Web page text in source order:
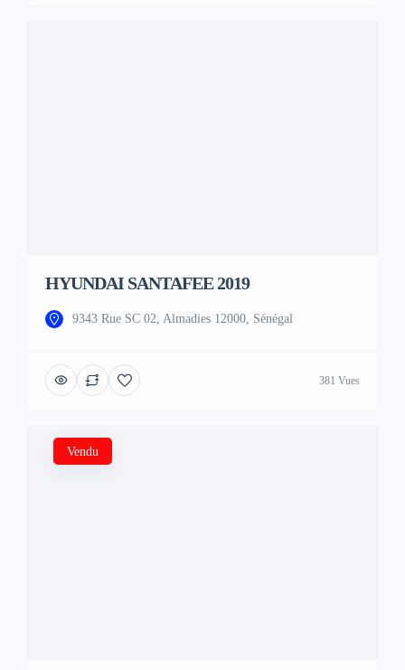
HYUNDAI SANTAFEE 2019
9343 Rue SC 02, Almadies 12000, Sénégal
381 Vues
Vendu